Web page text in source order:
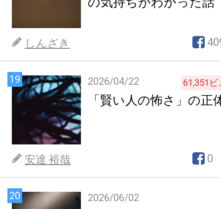
しんざき
19 2026/04/22 61,351 ビ
「賢い人の怖さ」の正
安達 裕哉 0
20 2026/06/02